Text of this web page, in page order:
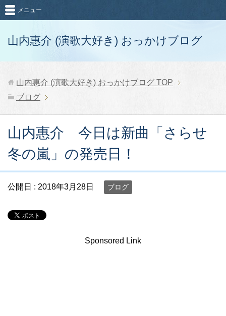
山内惠介 (演歌大好き) おっかけブログ
メニュー
山内惠介 (演歌大好き) おっかけブログ TOP
ブログ
山内惠介 今日は新曲「さらせ
冬の嵐」の発売日！
公開日 : 2018年3月28日 ブログ
Sponsored Link